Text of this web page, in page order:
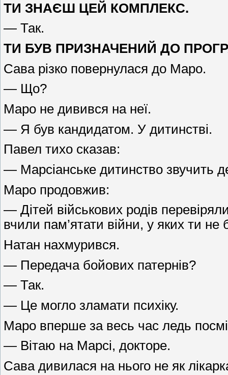
ТИ ЗНАЄШ ЦЕЙ КОМПЛЕКС.
— Так.
ТИ БУВ ПРИЗНАЧЕНИЙ ДО
Сава різко повернулася до Маро.
— Що?
Маро не дивився на неї.
— Я був кандидатом. У дитинстві.
Павел тихо сказав:
— Марсіанське дитинство звучить
Маро продовжив:
— Дітей військових родів
вчили пам’ятати війни, у яких ти не
Натан нахмурився.
— Передача бойових патернів?
— Так.
— Це могло зламати психіку.
Маро вперше за весь час ледь
— Вітаю на Марсі, докторе.
Сава дивилася на нього не як